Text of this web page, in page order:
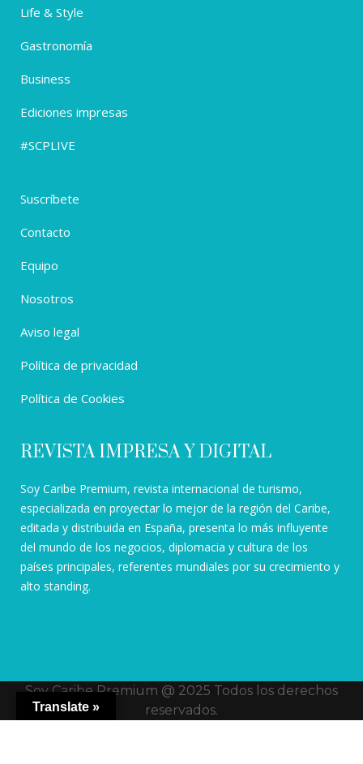
Life & Style
Gastronomía
Business
Ediciones impresas
#SCPLIVE
Suscríbete
Contacto
Equipo
Nosotros
Aviso legal
Política de privacidad
Política de Cookies
REVISTA IMPRESA Y DIGITAL
Soy Caribe Premium, revista internacional de turismo,
especializada en proyectar lo mejor de la región del Caribe,
editada y distribuida en España, presenta lo más influyente
del mundo de los negocios, diplomacia y cultura de los
países principales, referentes mundiales por su crecimiento y
alto standing.
Soy Caribe Premium @ 2025 Todos los derechos
reservados.
Translate »